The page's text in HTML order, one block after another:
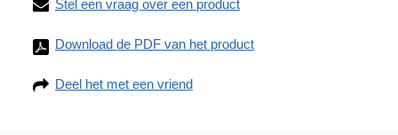
Stel een vraag over een product
Download de PDF van het product
Deel het met een vriend